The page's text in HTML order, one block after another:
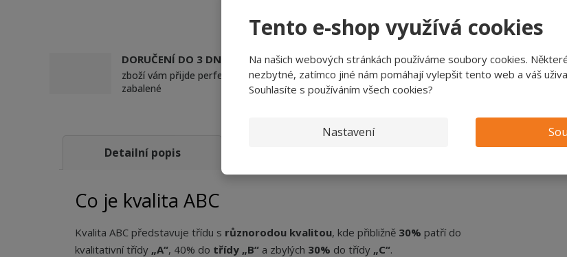
Tento e-shop využívá cookies
Na našich webových stránkách používáme soubory cookies.
nezbytné, zatímco jiné nám pomáhají vylepšit tento web a váš
Souhlasíte s používáním všech cookies?
Nastavení
DORUČENÍ DO 3 DNŮ
zboží vám přijde perfektně
zabalené
OVĚŘENO ZÁKAZNÍKY
více jak 95% zákazníků
by nás doporučilo svým známým
Detailní popis Parametry
Co je kvalita ABC
Kvalita ABC představuje třídu s různorodou kvalitou, kde přibližně 30% patří do
kvalitativní třídy „A“, 40% do třídy „B“a zbylých 30% do třídy „C“.